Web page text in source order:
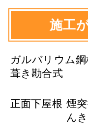
施工
ガルバリウム鋼
葺き勘合式
正面下屋根 煙
ん